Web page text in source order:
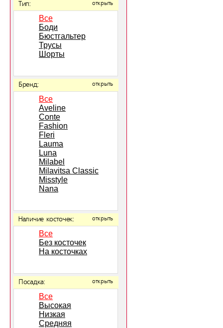
Тип: открыть
Все
Боди
Бюстгальтер
Трусы
Шорты
Бренд: открыть
Все
Aveline
Conte
Fashion
Fleri
Lauma
Luna
Milabel
Milavitsa Classic
Misstyle
Nana
Наличие косточек: открыть
Все
Без косточек
На косточках
Посадка: открыть
Все
Высокая
Низкая
Средняя